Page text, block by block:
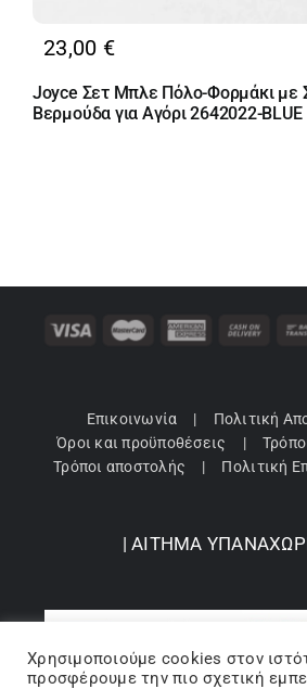
23,00 €
Joyce Σετ Μπλε Πόλο-Φορμάκι με
Βερμούδα για Αγόρι 2642022-BLUE
Επικοινωνία
Πολιτική
Όροι και προϋποθέσεις
Τρόποι αποστολής
Πολιτική
| ΑΙΤΗΜΑ
Χρησιμοποιούμε cookies στον
προσφέρουμε την πιο σχετική